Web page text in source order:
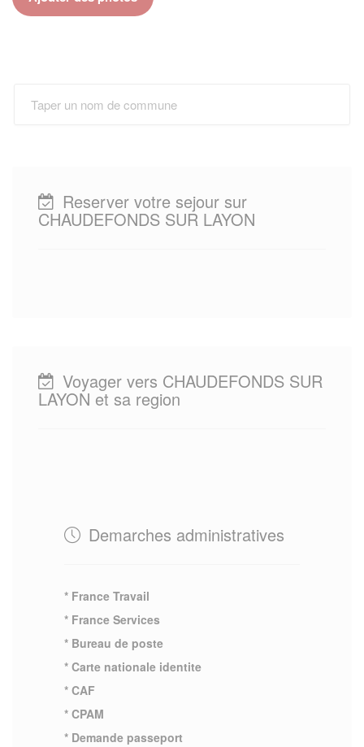
Reserver votre sejour sur
CHAUDEFONDS SUR LAYON
Voyager vers CHAUDEFONDS SUR
LAYON et sa region
Demarches administratives
* France Travail
* France Services
* Bureau de poste
* Carte nationale identite
* CAF
* CPAM
* Demande passeport